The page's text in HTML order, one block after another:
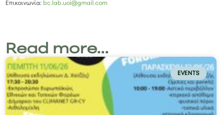
Επικοινωνία: bc.lab.uoi@gmail.com
Read more...
EVENTS